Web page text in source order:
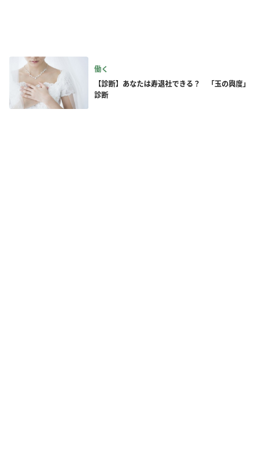
働く
【診断】あなたは寿退社できる？ 「玉の輿度」
診断